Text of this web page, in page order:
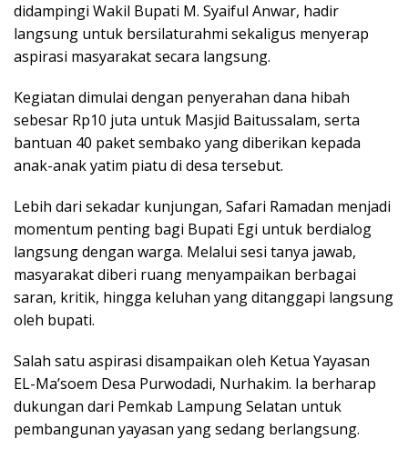
didampingi Wakil Bupati M. Syaiful Anwar, hadir
langsung untuk bersilaturahmi sekaligus menyerap
aspirasi masyarakat secara langsung.
Kegiatan dimulai dengan penyerahan dana hibah
sebesar Rp10 juta untuk Masjid Baitussalam, serta
bantuan 40 paket sembako yang diberikan kepada
anak-anak yatim piatu di desa tersebut.
Lebih dari sekadar kunjungan, Safari Ramadan menjadi
momentum penting bagi Bupati Egi untuk berdialog
langsung dengan warga. Melalui sesi tanya jawab,
masyarakat diberi ruang menyampaikan berbagai
saran, kritik, hingga keluhan yang ditanggapi langsung
oleh bupati.
Salah satu aspirasi disampaikan oleh Ketua Yayasan
EL-Ma’soem Desa Purwodadi, Nurhakim. Ia berharap
dukungan dari Pemkab Lampung Selatan untuk
pembangunan yayasan yang sedang berlangsung.